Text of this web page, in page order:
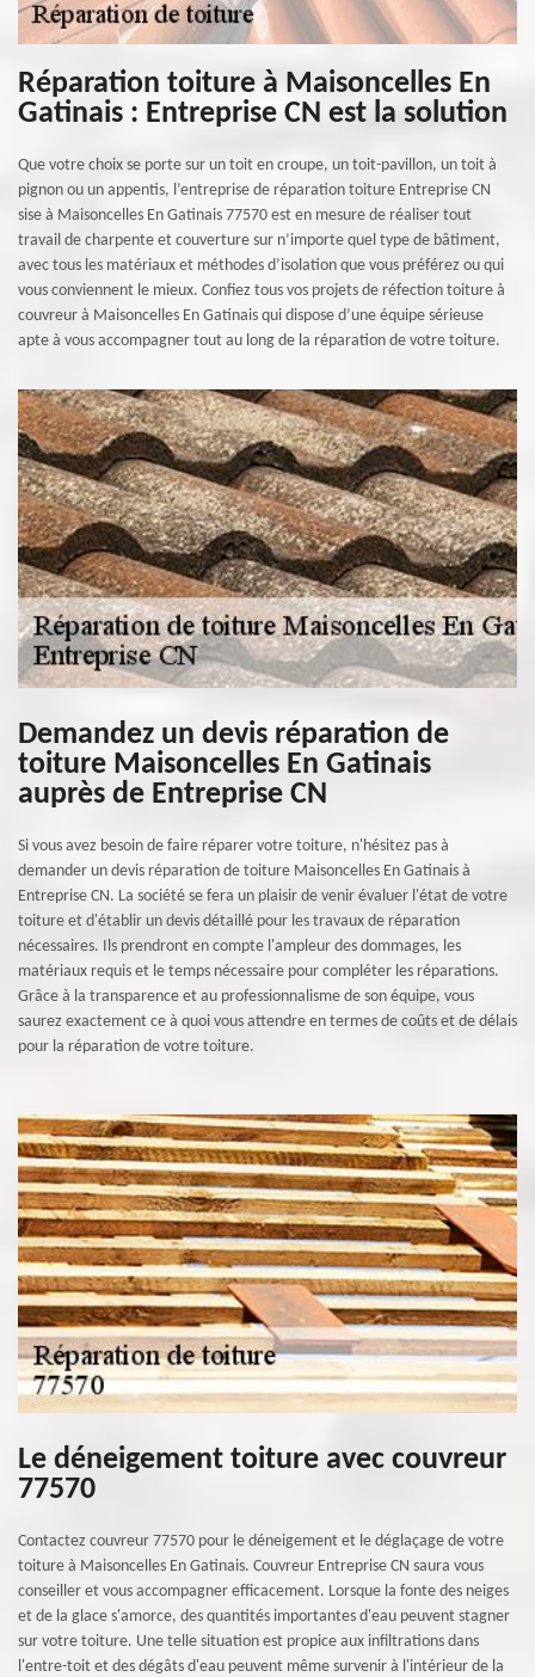
Réparation toiture à Maisoncelles En
Gatinais : Entreprise CN est la solution
Que votre choix se porte sur un toit en croupe, un toit-pavillon, un toit à
pignon ou un appentis, l’entreprise de réparation toiture Entreprise CN
sise à Maisoncelles En Gatinais 77570 est en mesure de réaliser tout
travail de charpente et couverture sur n’importe quel type de bâtiment,
avec tous les matériaux et méthodes d’isolation que vous préférez ou qui
vous conviennent le mieux. Confiez tous vos projets de réfection toiture à
couvreur à Maisoncelles En Gatinais qui dispose d’une équipe sérieuse
apte à vous accompagner tout au long de la réparation de votre toiture.
Demandez un devis réparation de
toiture Maisoncelles En Gatinais
auprès de Entreprise CN
Si vous avez besoin de faire réparer votre toiture, n'hésitez pas à
demander un devis réparation de toiture Maisoncelles En Gatinais à
Entreprise CN. La société se fera un plaisir de venir évaluer l'état de votre
toiture et d'établir un devis détaillé pour les travaux de réparation
nécessaires. Ils prendront en compte l'ampleur des dommages, les
matériaux requis et le temps nécessaire pour compléter les réparations.
Grâce à la transparence et au professionnalisme de son équipe, vous
saurez exactement ce à quoi vous attendre en termes de coûts et de délais
pour la réparation de votre toiture.
Le déneigement toiture avec couvreur
77570
Contactez couvreur 77570 pour le déneigement et le déglaçage de votre
toiture à Maisoncelles En Gatinais. Couvreur Entreprise CN saura vous
conseiller et vous accompagner efficacement. Lorsque la fonte des neiges
et de la glace s'amorce, des quantités importantes d'eau peuvent stagner
sur votre toiture. Une telle situation est propice aux infiltrations dans
l'entre-toit et des dégâts d'eau peuvent même survenir à l'intérieur de la